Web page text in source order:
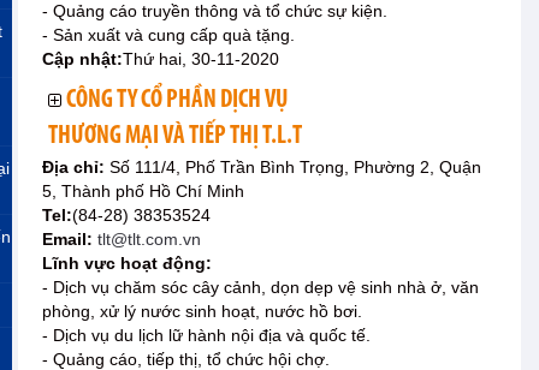
- Quảng cáo truyền thông và tổ chức sự kiện.
- Sản xuất và cung cấp quà tặng.
Cập nhật:Thứ hai, 30-11-2020
CÔNG TY CỔ PHẦN DỊCH VỤ
THƯƠNG MẠI VÀ TIẾP THỊ T.L.T
Địa chỉ: Số 111/4, Phố Trần Bình Trọng, Phường 2, Quận
5, Thành phố Hồ Chí Minh
Tel:(84-28) 38353524
Email: tlt@tlt.com.vn
Lĩnh vực hoạt động:
- Dịch vụ chăm sóc cây cảnh, dọn dẹp vệ sinh nhà ở, văn
phòng, xử lý nước sinh hoạt, nước hồ bơi.
- Dịch vụ du lịch lữ hành nội địa và quốc tế.
- Quảng cáo, tiếp thị, tổ chức hội chợ.